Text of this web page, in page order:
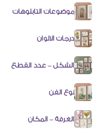
موضوعات التابلوهات
درجات الالوان
الشكل – عدد القطع
نوع الفن
الغرفة – المكان